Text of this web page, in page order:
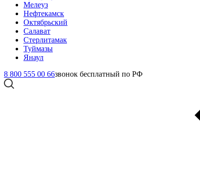
Мелеуз
Нефтекамск
Октябрьский
Салават
Стерлитамак
Туймазы
Янаул
8 800 555 00 66звонок бесплатный по РФ